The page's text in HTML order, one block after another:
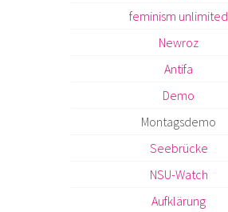
feminism unlimited
Newroz
Antifa
Demo
Montagsdemo
Seebrücke
NSU-Watch
Aufklärung